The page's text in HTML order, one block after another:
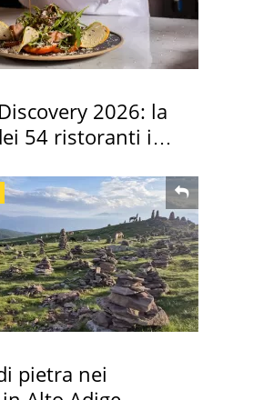
2026: la
54 ristoranti in
pietra nei